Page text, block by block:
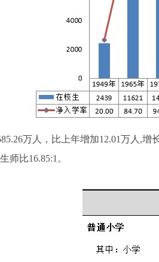
万人，比上年增加12.01万人,增
师比16.85:1。